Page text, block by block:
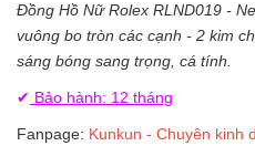
Đồng Hồ Nữ Rolex RLND019 -
vuông bo tròn các cạnh - 2 kim
sáng bóng sang trọng, cá tính.
✔ Bảo hành: 12 tháng
Fanpage: Kunkun - Chuyên kinh